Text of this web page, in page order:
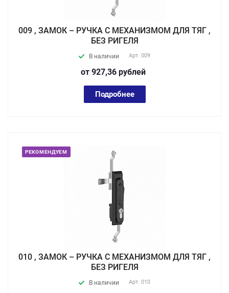
009 , ЗАМОК – РУЧКА С МЕХАНИЗМОМ ДЛЯ ТЯГ ,
БЕЗ РИГЕЛЯ
В наличии Арт. 009
от 927,36 рублей
Подробнее
РЕКОМЕНДУЕМ
010 , ЗАМОК – РУЧКА С МЕХАНИЗМОМ ДЛЯ ТЯГ ,
БЕЗ РИГЕЛЯ
В наличии Арт. 010